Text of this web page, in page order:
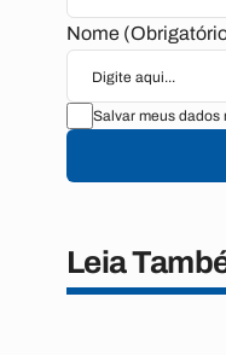
Nome
Salvar meus dados
Leia